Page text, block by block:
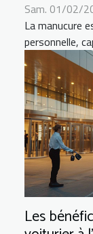
Sam. 01/02/
La manucure
personnelle,
Les